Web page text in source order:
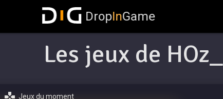
DropInGame
Les jeux de
Jeux du moment